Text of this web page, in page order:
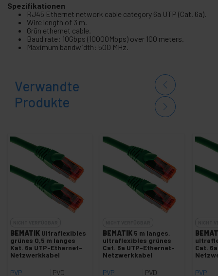
Spezifikationen
RJ45 Ethernet network cable category 6a UTP (Cat. 6a).
Wire length of 3 m.
Grün ethernet cable.
Baud rate: 10Gbps (10000Mbps) over 100 meters.
Maximum bandwidth: 500 MHz.
Verwandte
Produkte
BEMATIK Ultraflexibles
grünes 0,5 m langes
Kat. 6a UTP-Ethernet-
Netzwerkkabel
PVP PVD
BEMATIK 5 m langes,
ultraflexibles grünes
Cat. 6a UTP-Ethernet-
Netzwerkkabel
PVP PVD
Cat.
PVP